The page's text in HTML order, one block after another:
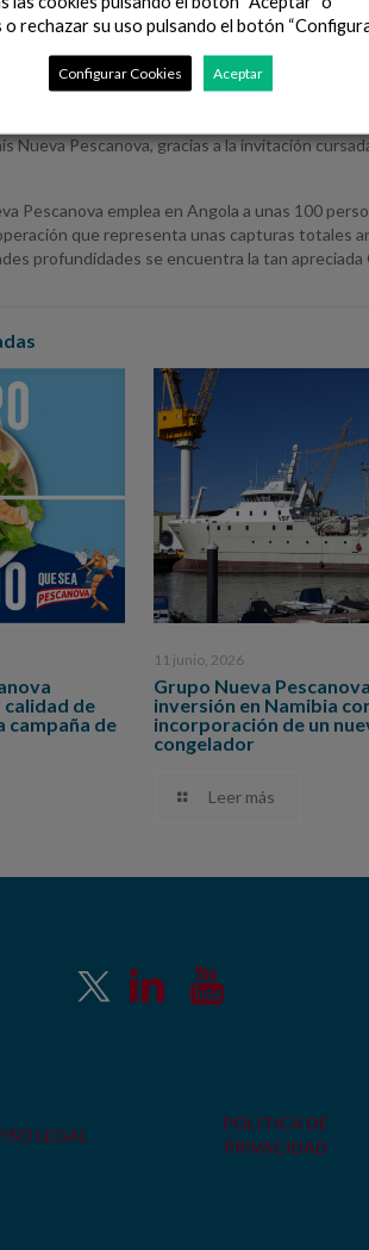
en Angola.
2005 en Angola con base en el puerto de
estrechas relaciones comerciales a través
Nueva Pescanova, gracias a la invitación
Pescanova emplea en Angola a unas 100
que representa unas capturas totales
profundidades se encuentra la tan
de
campaña de
11 junio, 2026
Grupo Nueva
inversión en Namibia
incorporación de un
congelador
Leer más
LEGAL
POLÍTICA DE
PRIVACIDAD
rechazar su uso pulsando el botón
Configurar Cookies Aceptar